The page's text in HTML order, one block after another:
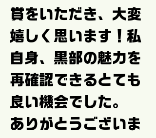
賞をいただき、大変
嬉しく思います！私
自身、黒部の魅力を
再確認できるとても
良い機会でした。
ありがとうございま